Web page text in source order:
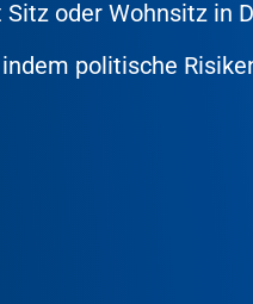
oder Wohnsitz in
politische